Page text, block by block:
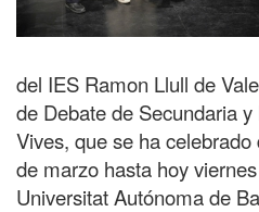
del IES Ramon Llull de
de Debate de Secundaria
Vives, que se ha
de marzo hasta hoy
Universitat Autónoma de